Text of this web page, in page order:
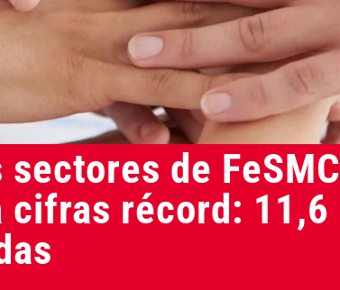
de
cifras récord: